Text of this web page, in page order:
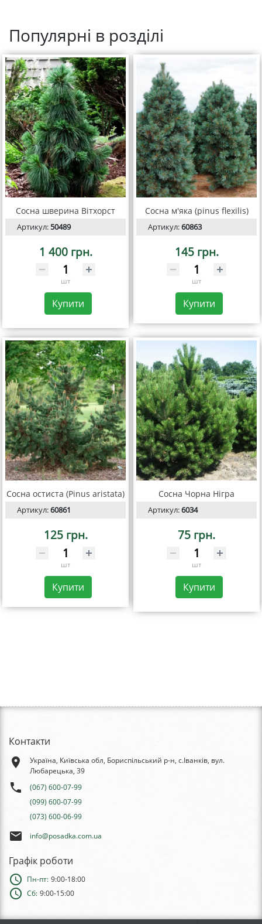
Популярні в розділі
Сосна шверина Вітхорст
Артикул:50489
1 400 грн.
шт
Купити
Сосна м'яка (pinus flexilis)
Артикул:60863
145 грн.
шт
Купити
Сосна остиста (Pinus aristata)
Артикул:60861
125 грн.
шт
Купити
Сосна Чорна Нігра
Артикул:6034
75 грн.
шт
Купити
Контакти
place
Україна, Київська обл, Бориспільський р-н, с.Іванків, вул.
Любарецька, 39
phone
(067) 600-07-99
(099) 600-07-99
(073) 600-06-99
email info@posadka.com.ua
Графік роботи
schedule Пн-пт: 9:00-18:00
schedule Сб: 9:00-15:00